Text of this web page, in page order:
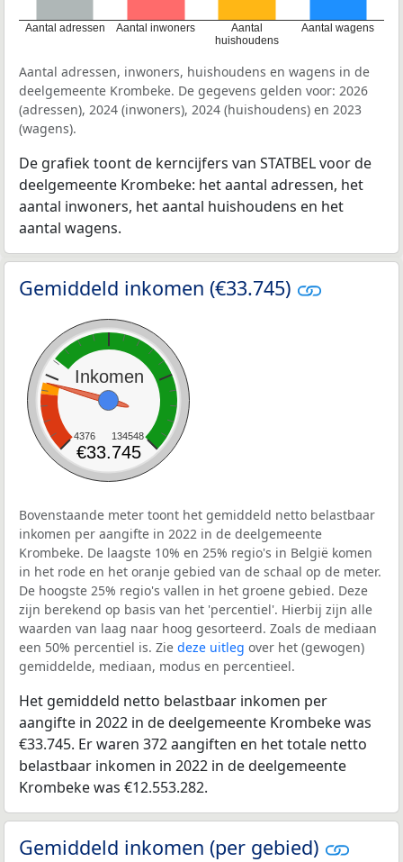
Aantal adressen Aantal inwoners
Aantal
huishoudens
Aantal wagens
Aantal adressen, inwoners, huishoudens en wagens in de
deelgemeente Krombeke. De gegevens gelden voor: 2026
(adressen), 2024 (inwoners), 2024 (huishoudens) en 2023
(wagens).
De grafiek toont de kerncijfers van STATBEL voor de
deelgemeente Krombeke: het aantal adressen, het
aantal inwoners, het aantal huishoudens en het
aantal wagens.
Gemiddeld inkomen (€33.745)
Inkomen
4376 134548
€33.745
Bovenstaande meter toont het gemiddeld netto belastbaar
inkomen per aangifte in 2022 in de deelgemeente
Krombeke. De laagste 10% en 25% regio's in België komen
in het rode en het oranje gebied van de schaal op de meter.
De hoogste 25% regio's vallen in het groene gebied. Deze
zijn berekend op basis van het 'percentiel'. Hierbij zijn alle
waarden van laag naar hoog gesorteerd. Zoals de mediaan
een 50% percentiel is. Zie deze uitleg over het (gewogen)
gemiddelde, mediaan, modus en percentieel.
Het gemiddeld netto belastbaar inkomen per
aangifte in 2022 in de deelgemeente Krombeke was
€33.745. Er waren 372 aangiften en het totale netto
belastbaar inkomen in 2022 in de deelgemeente
Krombeke was €12.553.282.
Gemiddeld inkomen (per gebied)